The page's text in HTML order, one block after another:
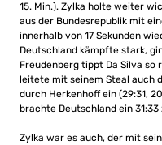
15. Min.). Zylka holte weiter
aus der Bundesrepublik mit
innerhalb von 17 Sekunden
Deutschland kämpfte stark,
Freudenberg tippt Da Silva so
leitete mit seinem Steal auch
durch Herkenhoff ein (29:31,
brachte Deutschland ein
Zylka war es auch, der mit